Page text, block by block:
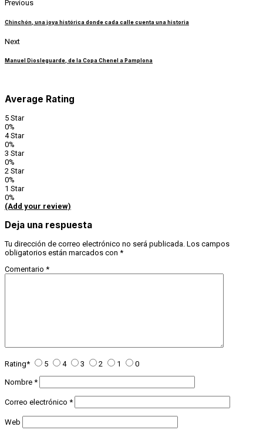
Previous
Chinchón, una joya histórica donde cada calle cuenta una historia
Next
Manuel Diosleguarde, de la Copa Chenel a Pamplona
Average Rating
5 Star
0%
4 Star
0%
3 Star
0%
2 Star
0%
1 Star
0%
(Add your review)
Deja una respuesta
Tu dirección de correo electrónico no será publicada. Los campos
obligatorios están marcados con *
Comentario *
Rating* 5 4 3 2 1 0
Nombre *
Correo electrónico *
Web